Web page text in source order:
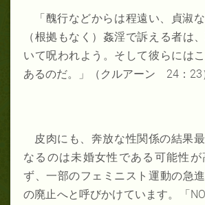
「醜行などからは程遠い、貞淑
（根拠もなく）姦淫で訴える者は
いて呪われよう。そして彼らには
あるのだ。」（クルアーン 24 ： 23
皮肉にも、奔放な性関係の結果
なるのは未婚女性である可能性が
ず、一部のフェミニスト運動の急
の廃止へと呼びかけています。「